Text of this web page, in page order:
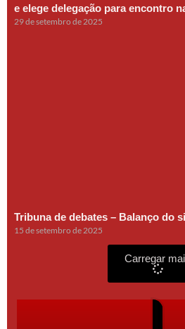
e elege delegação para encontro
29 de setembro de 2025
Tribuna de debates – Balanço do
15 de setembro de 2025
Carregar